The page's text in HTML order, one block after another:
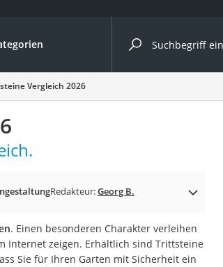
Vergleiche nach Kategorie
Rasenmäher
2 Innengeräte
Vergleich 2026
Redakteur:Georg B.
. Einen besonderen Charakter verleihen
Internet zeigen. Erhältlich sind Trittsteine
Sie für Ihren Garten mit Sicherheit ein